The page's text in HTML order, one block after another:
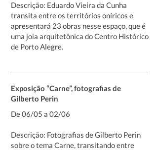
Descrição: Eduardo Vieira da Cunha
transita entre os territórios oníricos e
apresentará 23 obras nesse espaço, que é
uma joia arquitetônica do Centro Histórico
de Porto Alegre.
Exposição “Carne”, fotografias de
Gilberto Perin
De 06/05 a 02/06
Descrição: Fotografias de Gilberto Perin
sobre o tema Carne, transitando entre